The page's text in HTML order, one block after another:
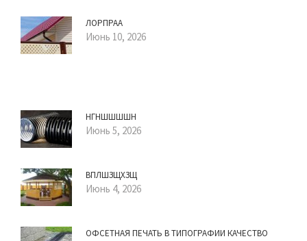
ЛОРПРАА
Июнь 10, 2026
НГНШШШШН
Июнь 5, 2026
ВПЛШЗЩХЗЩ
Июнь 4, 2026
ОФСЕТНАЯ ПЕЧАТЬ В ТИПОГРАФИИ КАЧЕСТВО